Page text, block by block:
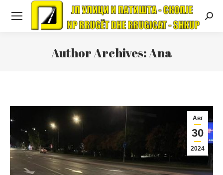
Author Archives:Ana
Авг
30
2024